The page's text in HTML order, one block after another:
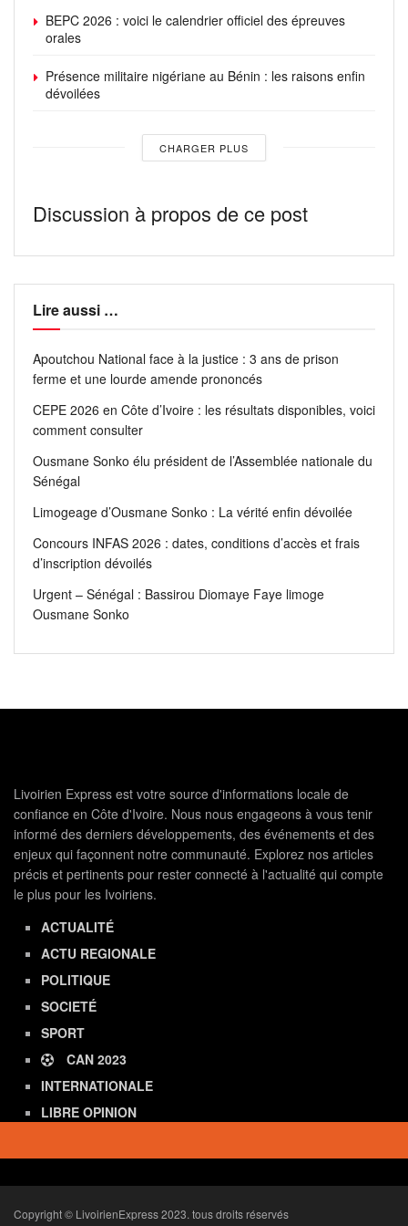
Un témoin, s’adressant à notre rédaction sous
n’a pas été physiquement maltraité, mais qu’il a été
étroitement ligoté pendant des heures, ce qui aurait
BEPC 2026 : voici le calendrier officiel des épreuves
orales
Présence militaire nigériane au Bénin : les raisons enfin
dévoilées
CHARGER PLUS
Discussion à propos de ce post
Lire aussi …
Apoutchou National face à la justice : 3 ans de prison
ferme et une lourde amende prononcés
CEPE 2026 en Côte d’Ivoire : les résultats disponibles, voici
comment consulter
Ousmane Sonko élu président de l’Assemblée nationale du
Sénégal
Limogeage d’Ousmane Sonko : La vérité enfin dévoilée
Concours INFAS 2026 : dates, conditions d’accès et frais
d’inscription dévoilés
Urgent – Sénégal : Bassirou Diomaye Faye limoge
Ousmane Sonko
Livoirien Express est votre source d'informations locale de
confiance en Côte d'Ivoire. Nous nous engageons à vous tenir
informé des derniers développements, des événements et des
enjeux qui façonnent notre communauté. Explorez nos articles
précis et pertinents pour rester connecté à l'actualité qui compte
le plus pour les Ivoiriens.
ACTUALITÉ
ACTU REGIONALE
POLITIQUE
SOCIETÉ
SPORT
CAN 2023
INTERNATIONALE
LIBRE OPINION
Copyright © LivoirienExpress 2023. tous droits réservés